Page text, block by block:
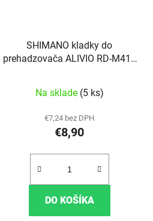
SHIMANO kladky do
prehadzovača ALIVIO RD-M410
Na sklade (5 ks)
€7,24 bez DPH
€8,90
DO KOŠÍKA